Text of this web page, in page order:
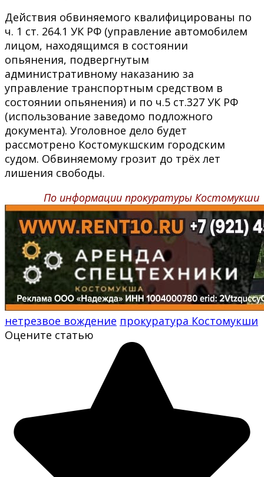
Действия обвиняемого квалифицированы по
ч. 1 ст. 264.1 УК РФ (управление автомобилем
лицом, находящимся в состоянии
опьянения, подвергнутым
административному наказанию за
управление транспортным средством в
состоянии опьянения) и по ч.5 ст.327 УК РФ
(использование заведомо подложного
документа). Уголовное дело будет
рассмотрено Костомукшским городским
судом. Обвиняемому грозит до трёх лет
лишения свободы.
По информации прокуратуры Костомукши
нетрезвое вождение прокуратура Костомукши
Оцените статью